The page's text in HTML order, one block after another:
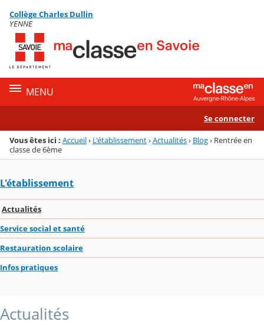
Menu de la rubrique
Contenu
Collège Charles Dullin
YENNE
MENU
Se connecter
Vous êtes ici : Accueil› L'établissement›Actualités› Blog› Rentrée en
classe de 6ème
L'établissement
Actualités
Service social et santé
Restauration scolaire
Infos pratiques
Actualités